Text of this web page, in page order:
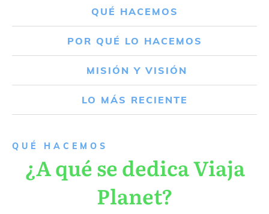
QUÉ HACEMOS
POR QUÉ LO HACEMOS
MISIÓN Y VISIÓN
LO MÁS RECIENTE
QUÉ HACEMOS
¿A qué se dedica Viaja
Planet?